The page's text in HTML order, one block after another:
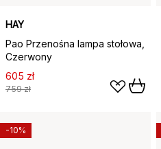
HAY
Pao Przenośna lampa stołowa,
Czerwony
605 zł
759 zł
-10%